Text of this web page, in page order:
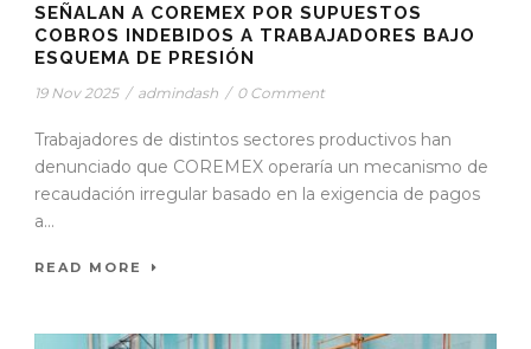
SEÑALAN A COREMEX POR SUPUESTOS
COBROS INDEBIDOS A TRABAJADORES BAJO
ESQUEMA DE PRESIÓN
19 Nov 2025 / admindash / 0 Comment
Trabajadores de distintos sectores productivos han
denunciado que COREMEX operaría un mecanismo de
recaudación irregular basado en la exigencia de pagos
a...
READ MORE